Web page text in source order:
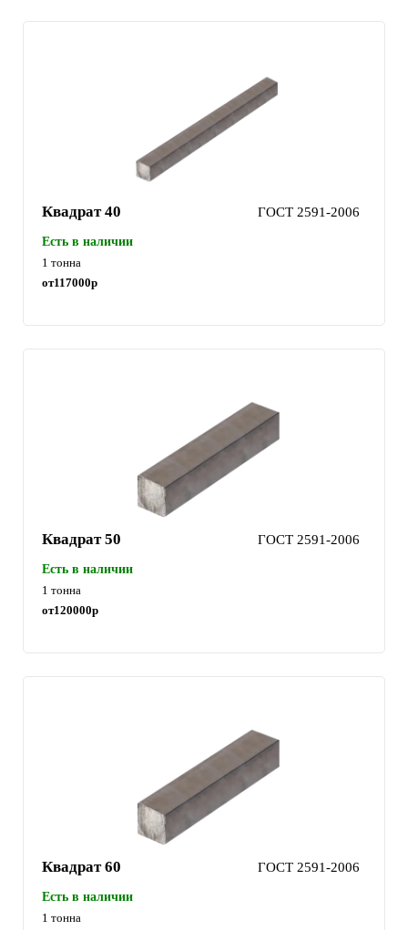
Квадрат 40 ГОСТ 2591-2006
Есть в наличии
1 тонна
от117000р
Квадрат 50 ГОСТ 2591-2006
Есть в наличии
1 тонна
от120000р
Квадрат 60 ГОСТ 2591-2006
Есть в наличии
1 тонна